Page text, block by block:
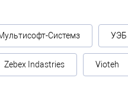
Системз УЭБ
Zebex Indastries Vioteh